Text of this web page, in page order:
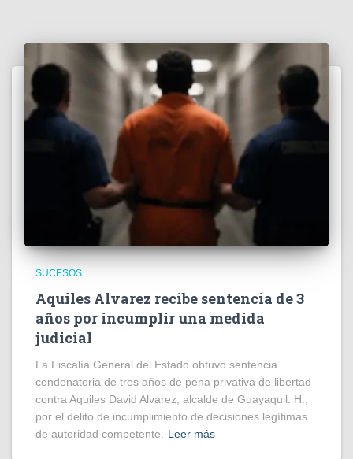
SUCESOS
Aquiles Alvarez recibe sentencia de 3
años por incumplir una medida
judicial
La Fiscalía General del Estado obtuvo sentencia
condenatoria de tres años de pena privativa de libertad
contra Aquiles David Alvarez, alcalde de Guayaquil. H.,
por el delito de incumplimiento de decisiones legítimas
de autoridad competente.
Leer más